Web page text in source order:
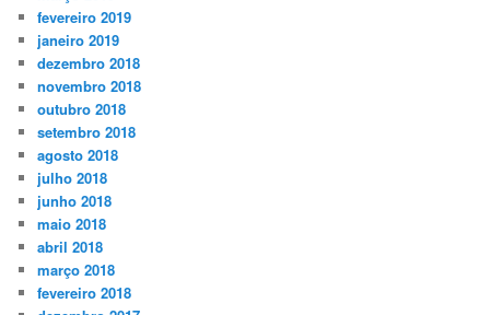
fevereiro 2019
janeiro 2019
dezembro 2018
novembro 2018
outubro 2018
setembro 2018
agosto 2018
julho 2018
junho 2018
maio 2018
abril 2018
março 2018
fevereiro 2018